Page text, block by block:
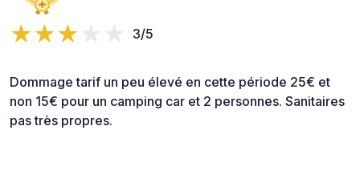
3/5
Dommage tarif un peu élevé en cette période 25€ et
non 15€ pour un camping car et 2 personnes. Sanitaires
pas très propres.